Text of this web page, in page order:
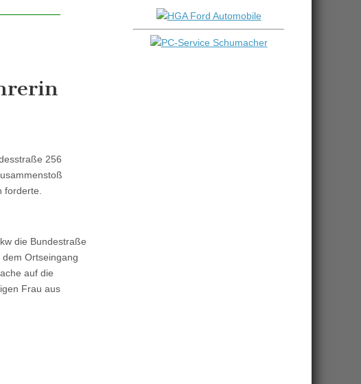
256
die Bundestraße
Ortseingang
auf die
Frau aus